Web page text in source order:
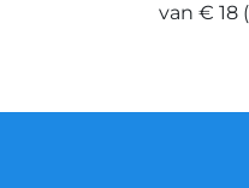
van € 18